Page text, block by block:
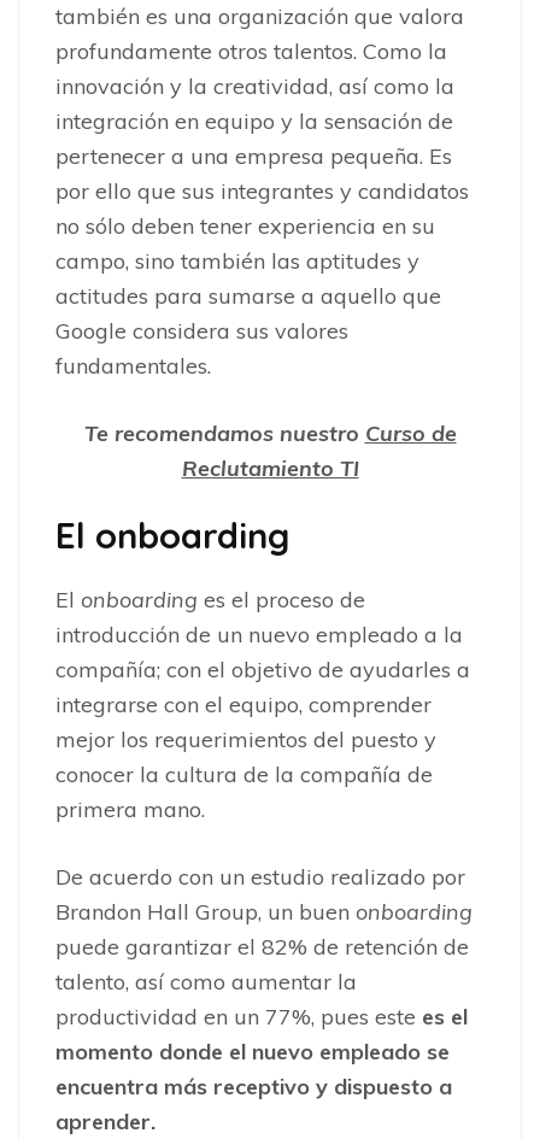
también es una organización que valora
profundamente otros talentos. Como la
innovación y la creatividad, así como la
integración en equipo y la sensación de
pertenecer a una empresa pequeña. Es
por ello que sus integrantes y candidatos
no sólo deben tener experiencia en su
campo, sino también las aptitudes y
actitudes para sumarse a aquello que
Google considera sus valores
fundamentales.
Te recomendamos nuestro Curso de
Reclutamiento TI
El onboarding
El onboarding es el proceso de
introducción de un nuevo empleado a la
compañía; con el objetivo de ayudarles a
integrarse con el equipo, comprender
mejor los requerimientos del puesto y
conocer la cultura de la compañía de
primera mano.
De acuerdo con un estudio realizado por
Brandon Hall Group, un buen onboarding
puede garantizar el 82% de retención de
talento, así como aumentar la
productividad en un 77%, pues este es el
momento donde el nuevo empleado se
encuentra más receptivo y dispuesto a
aprender.